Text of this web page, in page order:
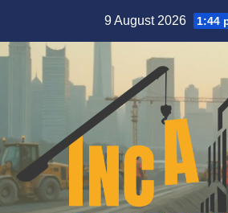
content
9 August 2026 1:44